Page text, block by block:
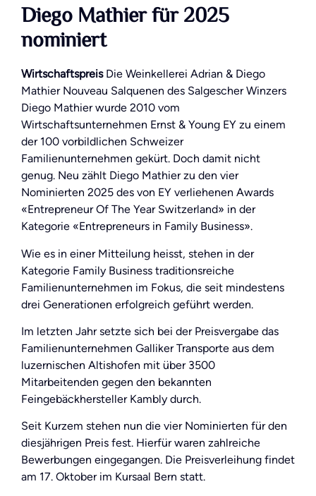
Diego Mathier für 2025
nominiert
Wirtschaftspreis Die Weinkellerei Adrian & Diego
Mathier Nouveau Salquenen des Salgescher Winzers
Diego Mathier wurde 2010 vom
Wirtschaftsunternehmen Ernst & Young EY zu einem
der 100 vorbildlichen Schweizer
Familienunternehmen gekürt. Doch damit nicht
genug. Neu zählt Diego Mathier zu den vier
Nominierten 2025 des von EY verliehenen Awards
«Entrepreneur Of The Year Switzerland» in der
Kategorie «Entrepreneurs in Family Business».
Wie es in einer Mitteilung heisst, stehen in der
Kategorie Family Business traditionsreiche
Familienunternehmen im Fokus, die seit mindestens
drei Generationen erfolgreich geführt werden.
Im letzten Jahr setzte sich bei der Preisvergabe das
Familienunternehmen Galliker Transporte aus dem
luzernischen Altishofen mit über 3500
Mitarbeitenden gegen den bekannten
Feingebäckhersteller Kambly durch.
Seit Kurzem stehen nun die vier Nominierten für den
diesjährigen Preis fest. Hierfür waren zahlreiche
Bewerbungen eingegangen. Die Preisverleihung findet
am 17. Oktober im Kursaal Bern statt.